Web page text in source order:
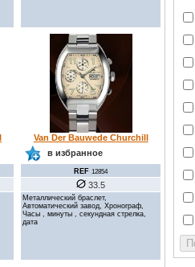
Van Der Bauwede Churchill
в избранное
REF 12854
33.5
Металлический браслет,
Автоматический завод, Хронограф,
Часы , минуты , секундная стрелка,
дата